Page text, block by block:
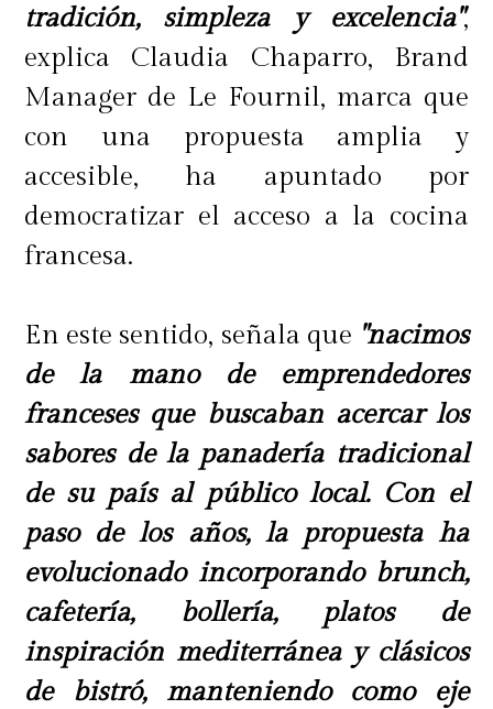
tradición, simpleza y excelencia",
explica Claudia Chaparro, Brand
Manager de Le Fournil, marca que
con una propuesta amplia y
accesible, ha apuntado por
democratizar el acceso a la cocina
francesa.
En este sentido, señala que "nacimos
de la mano de emprendedores
franceses que buscaban acercar los
sabores de la panadería tradicional
de su país al público local. Con el
paso de los años, la propuesta ha
evolucionado incorporando brunch,
cafetería, bollería, platos de
inspiración mediterránea y clásicos
de bistró, manteniendo como eje